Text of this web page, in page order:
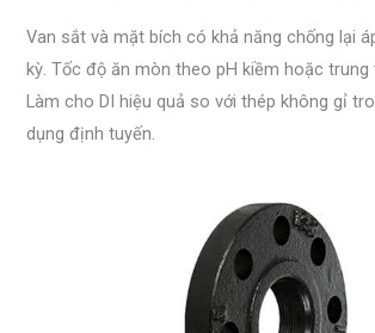
Van sắt và mặt bích có khả năng chống lại
kỳ. Tốc độ ăn mòn theo pH kiềm hoặc trung
Làm cho DI hiệu quả so với thép không gỉ
dụng định tuyến.